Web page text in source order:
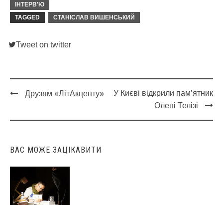
ІНТЕРВ'Ю
TAGGED
СТАНІСЛАВ ВИШЕНСЬКИЙ
Tweet on twitter
navigation
Друзям «ЛітАкценту»
У Києві відкрили пам’ятник
Олені Телізі
ВАС МОЖЕ ЗАЦІКАВИТИ